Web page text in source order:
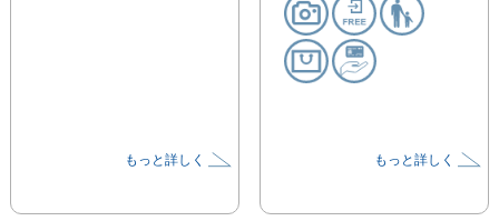
もっと詳しく もっと詳しく